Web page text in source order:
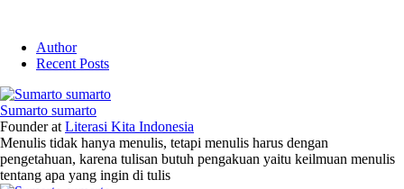
Author
Recent Posts
Sumarto sumarto
Founderat Literasi Kita Indonesia
Menulis tidak hanya menulis, tetapi menulis harus dengan
pengetahuan, karena tulisan butuh pengakuan yaitu keilmuan menulis
tentang apa yang ingin di tulis